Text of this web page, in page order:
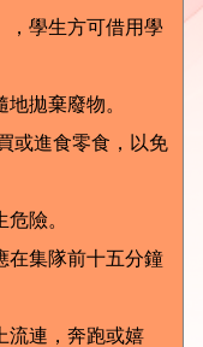
，學生方可借用學
拋棄廢物。
或進食零食，以免
險。
在集隊前十五分鐘
流連，奔跑或嬉